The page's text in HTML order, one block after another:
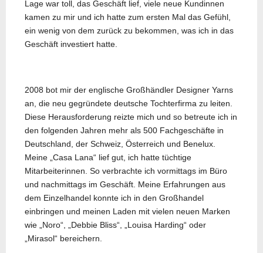
Lage war toll, das Geschäft lief, viele neue Kundinnen
kamen zu mir und ich hatte zum ersten Mal das Gefühl,
ein wenig von dem zurück zu bekommen, was ich in das
Geschäft investiert hatte.
2008 bot mir der englische Großhändler Designer Yarns
an, die neu gegründete deutsche Tochterfirma zu leiten.
Diese Herausforderung reizte mich und so betreute ich in
den folgenden Jahren mehr als 500 Fachgeschäfte in
Deutschland, der Schweiz, Österreich und Benelux.
Meine „Casa Lana“ lief gut, ich hatte tüchtige
Mitarbeiterinnen. So verbrachte ich vormittags im Büro
und nachmittags im Geschäft. Meine Erfahrungen aus
dem Einzelhandel konnte ich in den Großhandel
einbringen und meinen Laden mit vielen neuen Marken
wie „Noro“, „Debbie Bliss“, „Louisa Harding“ oder
„Mirasol“ bereichern.